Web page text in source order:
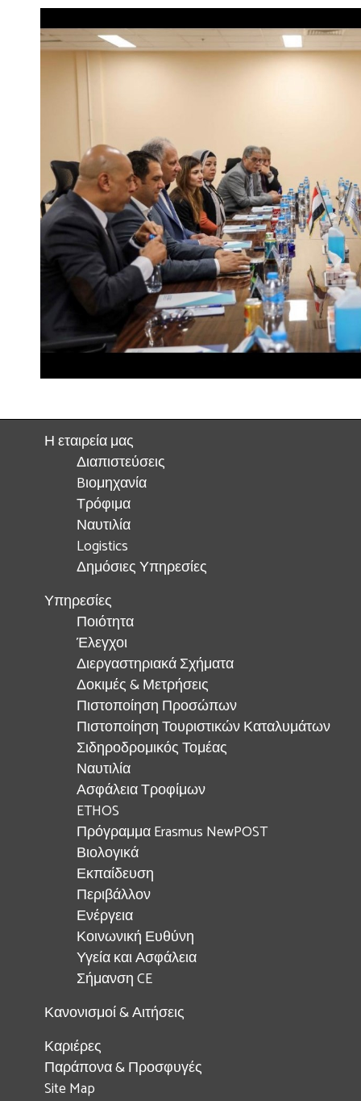
Η εταιρεία μας
Διαπιστεύσεις
Bιομηχανία
Τρόφιμα
Ναυτιλία
Logistics
Δημόσιες Υπηρεσίες
Υπηρεσίες
Ποιότητα
Έλεγχοι
Διεργαστηριακά Σχήματα
Δοκιμές & Μετρήσεις
Πιστοποίηση Προσώπων
Πιστοποίηση Τουριστικών Καταλυμάτων
Σιδηροδρομικός Τομέας
Ναυτιλία
Ασφάλεια Τροφίμων
ETHOS
Πρόγραμμα Erasmus NewPOST
Βιολογικά
Εκπαίδευση
Περιβάλλον
Ενέργεια
Κοινωνική Ευθύνη
Υγεία και Ασφάλεια
Σήμανση CE
Κανονισμοί & Αιτήσεις
Καριέρες
Παράπονα & Προσφυγές
Site Map